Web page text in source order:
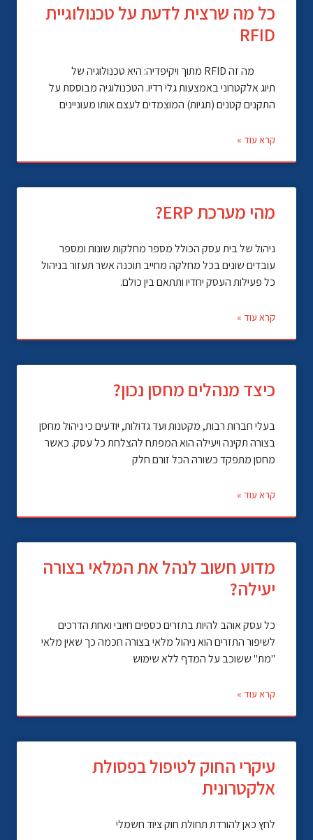
כל מה שרצית לדעת על טכנולוגיית
RFID
מה זה RFID מתוך ויקיפדיה: היא טכנולוגיה של
תיוג אלקטרוני באמצעות גלי רדיו. הטכנולוגיה מבוססת על
התקנים קטנים (תגיות) המוצמדים לעצם אותו מעוניינים
קרא עוד »
מהי מערכת ERP?
ניהול של בית עסק הכולל מספר מחלקות שונות ומספר
עובדים שונים בכל מחלקה מחייב תוכנה אשר תעזור בניהול
כל פעילות העסק יחדיו ותתאם בין כולם.
קרא עוד »
כיצד מנהלים מחסן נכון?
בעלי חברות רבות, מקטנות ועד גדולות, יודעים כי ניהול מחסן
בצורה תקינה ויעילה הוא המפתח להצלחת כל עסק. כאשר
מחסן מתפקד כשורה הכל זורם חלק
קרא עוד »
מדוע חשוב לנהל את המלאי בצורה
יעילה?
כל עסק אוהב להיות בתזרים כספים חיובי ואחת הדרכים
לשיפור התזרים הוא ניהול מלאי בצורה חכמה כך שאין מלאי
"מת" ששוכב על המדף ללא שימוש
קרא עוד »
עיקרי החוק לטיפול בפסולת
אלקטרונית
לחץ כאן להורדת תחולת חוק ציוד חשמלי